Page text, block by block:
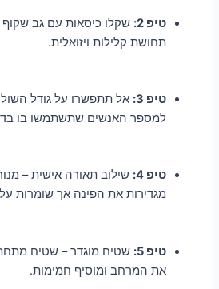
טיפ 2:
שקלו כיסאות עם גב שקוף
תחושת קלילות ויזואלית.
טיפ 3:
אל תתפשרו על גודל
למספר האנשים שתשתמשו בו
טיפ 4:
שילוב תאורה אישית –
מגדירות את הפינה אך שומרות
טיפ 5:
שטיח מוגדר – שטיח
את המרחב ומוסיף חמימות.